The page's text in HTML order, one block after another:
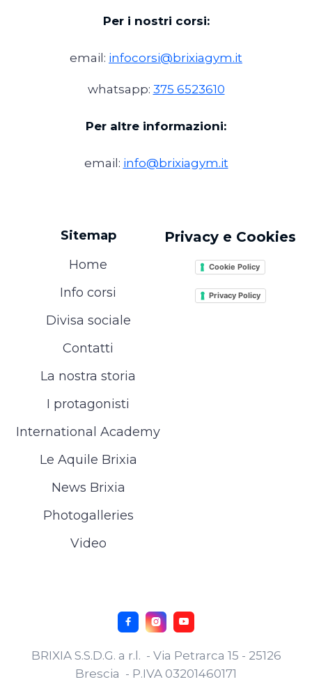
Per i nostri corsi:
email: infocorsi@brixiagym.it
whatsapp: 375 6523610
Per altre informazioni:
email: info@brixiagym.it
Sitemap
Home
Info corsi
Divisa sociale
Contatti
La nostra storia
I protagonisti
International Academy
Le Aquile Brixia
News Brixia
Photogalleries
Video
Privacy e Cookies
Cookie Policy
Privacy Policy
BRIXIA S.S.D.G. a r.l. - Via Petrarca 15 - 25126
Brescia - P.IVA 03201460171
  